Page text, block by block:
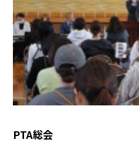
PTA総会